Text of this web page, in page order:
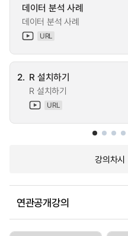
데이터 분석 사례
데이터 분석 사례
URL
2. R 설치하기
R 설치하기
URL
강의차시
연관공개강의